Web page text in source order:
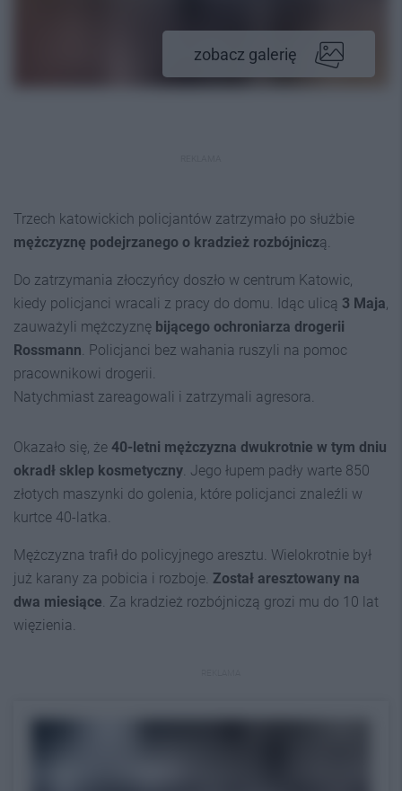
zobacz galerię
Trzech katowickich policjantów zatrzymało po służbie
mężczyznę podejrzanego o kradzież rozbójniczą.
Do zatrzymania złoczyńcy doszło w centrum Katowic,
kiedy policjanci wracali z pracy do domu. Idąc ulicą 3 Maja,
zauważyli mężczyznę bijącego ochroniarza drogerii
Rossmann. Policjanci bez wahania ruszyli na pomoc
pracownikowi drogerii.
Natychmiast zareagowali i zatrzymali agresora.
Okazało się, że 40-letni mężczyzna dwukrotnie w tym dniu
okradł sklep kosmetyczny. Jego łupem padły warte 850
złotych maszynki do golenia, które policjanci znaleźli w
kurtce 40-latka.
Mężczyzna trafił do policyjnego aresztu. Wielokrotnie był
już karany za pobicia i rozboje. Został aresztowany na
dwa miesiące. Za kradzież rozbójniczą grozi mu do 10 lat
więzienia.